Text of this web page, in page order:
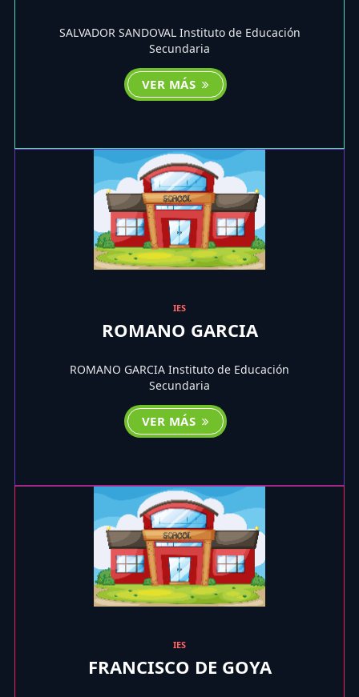
SALVADOR SANDOVAL Instituto de Educación
Secundaria
VER MÁS
IES
ROMANO GARCIA
ROMANO GARCIA Instituto de Educación
Secundaria
VER MÁS
IES
FRANCISCO DE GOYA